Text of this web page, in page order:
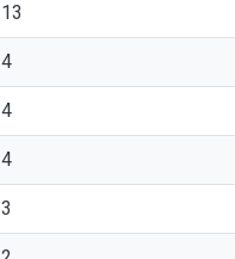
13
4
4
4
3